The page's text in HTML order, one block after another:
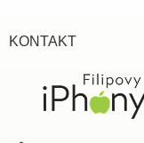
KONTAKT